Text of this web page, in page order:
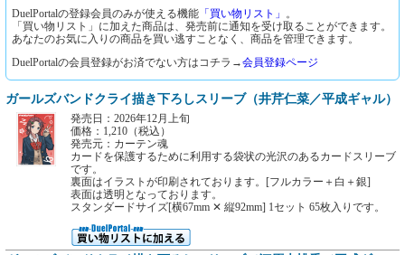
DuelPortalの登録会員のみが使える機能 「買い物リスト」 。
「買い物リスト」に加えた商品は、発売前に通知を受け取ることができます。
あなたのお気に入りの商品を買い逃すことなく、商品を管理できます。
DuelPortalの会員登録がお済でない方はコチラ→会員登録ページ
ガールズバンドクライ描き下ろしスリーブ（井芹仁菜／平成ギャル）
発売日：2026年12月上旬
価格：1,210（税込）
発売元：カーテン魂
カードを保護するために利用する袋状の光沢のあるカードスリーブ
です。
裏面はイラストが印刷されております。[フルカラー＋白＋銀]
表面は透明となっております。
スタンダードサイズ[横67mm ✕ 縦92mm] 1セット 65枚入りです。